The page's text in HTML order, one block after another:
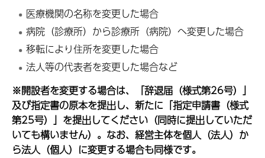
医療機関の名称を変更した場合
病院（診療所）から診療所（病院）へ変更した場合
移転により住所を変更した場合
法人等の代表者を変更した場合など
※開設者を変更する場合は、「辞退届（様式第26号）」
及び指定書の原本を提出し、新たに「指定申請書（様式
第25号）」を提出してください（同時に提出していただ
いても構いません）。なお、経営主体を個人（法人）か
ら法人（個人）に変更する場合も同様です。